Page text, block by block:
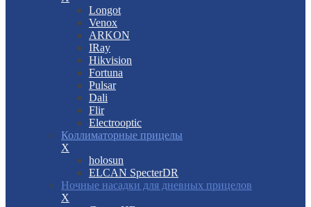
Longot
Venox
ARKON
IRay
Hikvision
Fortuna
Pulsar
Dali
Flir
Electrooptic
Коллиматорные прицелы
X
holosun
ELCAN SpecterDR
Ночные насадки для дневных прицелов
X